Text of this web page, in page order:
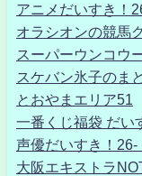
アニメだいすき！
オラシオンの競馬
スーパーウンコウ
スケバン氷子のま
とおやまエリア51
一番くじ福袋 だい
声優だいすき！
大阪エキストラ